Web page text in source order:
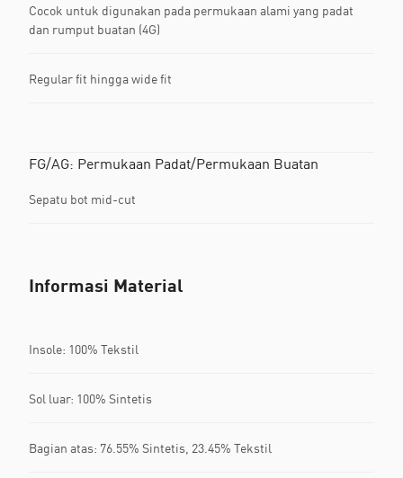
Cocok untuk digunakan pada permukaan alami yang padat
dan rumput buatan (4G)
Regular fit hingga wide fit
FG/AG: Permukaan Padat/Permukaan Buatan
Sepatu bot mid-cut
Informasi Material
Insole: 100% Tekstil
Sol luar: 100% Sintetis
Bagian atas: 76.55% Sintetis, 23.45% Tekstil